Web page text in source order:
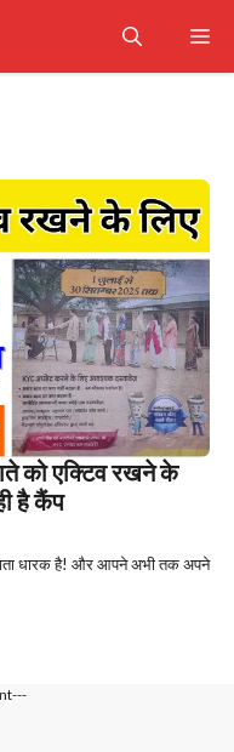
को एक्टिव रखने के
है कैंप
धारक है! और आपने अभी तक अपने